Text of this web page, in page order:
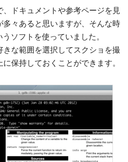
、ドキュメントや参考ページを見
多々あると思いますが、そんな時
うソフトを使っていました。
な範囲を選択してスクショを撮
保持しておくことができます。